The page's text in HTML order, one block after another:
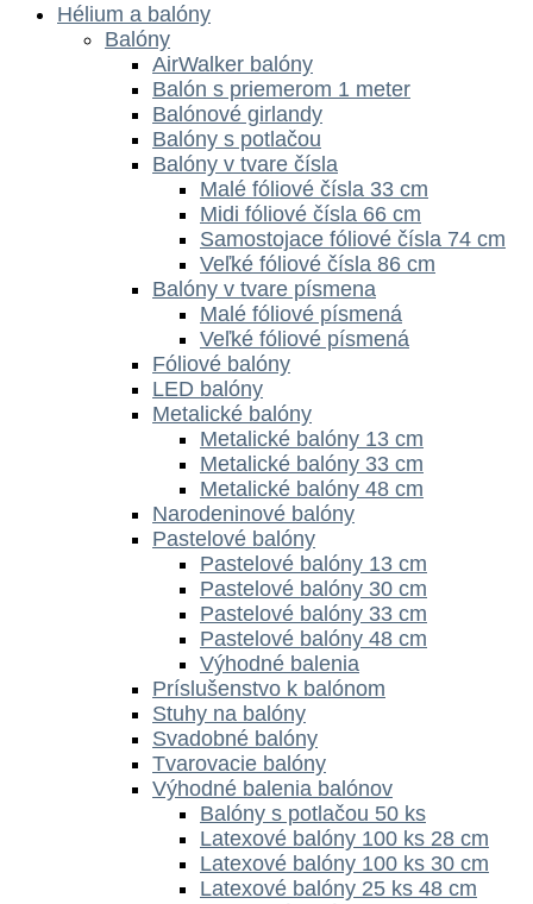
Hélium a balóny
Balóny
AirWalker balóny
Balón s priemerom 1 meter
Balónové girlandy
Balóny s potlačou
Balóny v tvare čísla
Malé fóliové čísla 33 cm
Midi fóliové čísla 66 cm
Samostojace fóliové čísla 74 cm
Veľké fóliové čísla 86 cm
Balóny v tvare písmena
Malé fóliové písmená
Veľké fóliové písmená
Fóliové balóny
LED balóny
Metalické balóny
Metalické balóny 13 cm
Metalické balóny 33 cm
Metalické balóny 48 cm
Narodeninové balóny
Pastelové balóny
Pastelové balóny 13 cm
Pastelové balóny 30 cm
Pastelové balóny 33 cm
Pastelové balóny 48 cm
Výhodné balenia
Príslušenstvo k balónom
Stuhy na balóny
Svadobné balóny
Tvarovacie balóny
Výhodné balenia balónov
Balóny s potlačou 50 ks
Latexové balóny 100 ks 28 cm
Latexové balóny 100 ks 30 cm
Latexové balóny 25 ks 48 cm